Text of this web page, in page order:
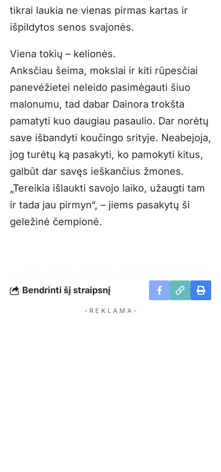
tikrai laukia ne vienas pirmas kartas ir
išpildytos senos svajonės.
Viena tokių – kelionės.
Anksčiau šeima, mokslai ir kiti rūpesčiai
panevėžietei neleido pasimėgauti šiuo
malonumu, tad dabar Dainora trokšta
pamatyti kuo daugiau pasaulio. Dar norėtų
save išbandyti koučingo srityje. Neabejoja,
jog turėtų ką pasakyti, ko pamokyti kitus,
galbūt dar savęs ieškančius žmones.
„Tereikia išlaukti savojo laiko, užaugti tam
ir tada jau pirmyn“, – jiems pasakytų ši
geležinė čempionė.
Bendrinti šį straipsnį
- R E K L A M A -